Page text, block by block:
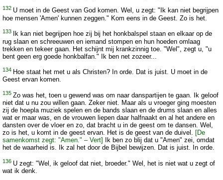
132 U moet in de Geest van God komen. Wel, u zegt: "Ik kan niet begrijpen
hoe mensen 'Amen' kunnen zeggen." Kom eens in de Geest. Zo is het.
133
Ik kan niet begrijpen hoe zij bij het honkbalspel staan en elkaar op de
rug slaan en schreeuwen en iemand stompen en hun hoeden omlaag
trekken en tekeer gaan. Het schijnt mij krankzinnig toe. "Wel", zegt u, "u
bent geen erg goede honkbalfan." Ik ben net zozeer...
134 Hoe staat het met u als Christen? In orde. Dat is juist. U moet in de
Geest ervan komen.
135 Zo was het, toen u gewend was om naar danspartijen te gaan. Ik geloof
niet dat u nu zou willen gaan. Zeker niet. Maar als u vroeger ging moesten
zij de hoepla muziek spelen en de bands slaan en de drums slaan en alles
wat er maar was, en de vrouwen liepen daar halfnaakt en al het andere en
dansten over de vloer en zo, dat bracht u in de geest om te dansen. Wel,
zo is het, u komt in de geest ervan. Het is de geest van de duivel. [De
samenkomst zegt: "Amen." – Vert]
Ik ben zo blij dat u "Amen" zei, omdat
het de waarheid is. Ik zal het door de Bijbel bewijzen. Dat is juist. In orde.
136 U zegt: "Wel, ik geloof dat niet, broeder." Wel, het is niet wat u zegt of
wat ik denk.